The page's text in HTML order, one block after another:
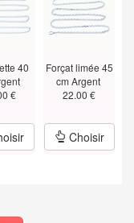
40
€
Forçat limée 45
cm Argent
22.00 €
Choisir